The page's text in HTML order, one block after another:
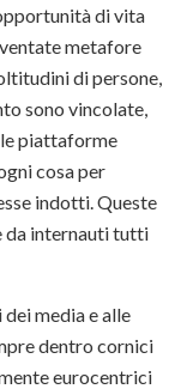
di vita
metafore
di persone,
sono vincolate,
piattaforme
cosa per
indotti. Queste
da internauti tutti
media e alle
dentro cornici
eurocentrici